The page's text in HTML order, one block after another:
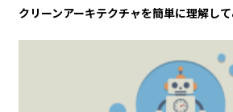
クリーンアーキテクチャを簡単に理解し